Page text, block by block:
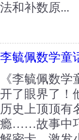
法和补数原...
李毓佩数学童
《李毓佩数
开了眼界了！
历史上顶顶有
瘾……故事中